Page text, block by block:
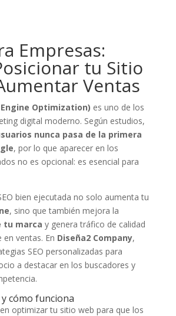
Empresas:
tu Sitio
Ventas
Engine Optimization) es uno de los
digital moderno. Según estudios,
nunca pasa de la primera
, por lo que aparecer en los
no es opcional: es esencial para
bien ejecutada no solo aumenta tu
, sino que también mejora la
tu marca y genera tráfico de calidad
en ventas. En Diseña2 Company,
SEO personalizadas para
a destacar en los buscadores y
y cómo funciona
optimizar tu sitio web para que los